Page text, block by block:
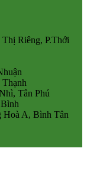
Riêng, P.Thới
Tân Phú
A, Bình Tân